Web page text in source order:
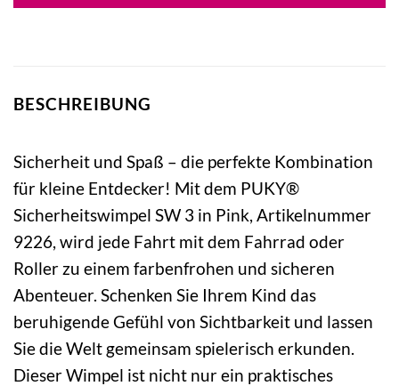
BESCHREIBUNG
Sicherheit und Spaß – die perfekte Kombination
für kleine Entdecker! Mit dem PUKY®
Sicherheitswimpel SW 3 in Pink, Artikelnummer
9226, wird jede Fahrt mit dem Fahrrad oder
Roller zu einem farbenfrohen und sicheren
Abenteuer. Schenken Sie Ihrem Kind das
beruhigende Gefühl von Sichtbarkeit und lassen
Sie die Welt gemeinsam spielerisch erkunden.
Dieser Wimpel ist nicht nur ein praktisches